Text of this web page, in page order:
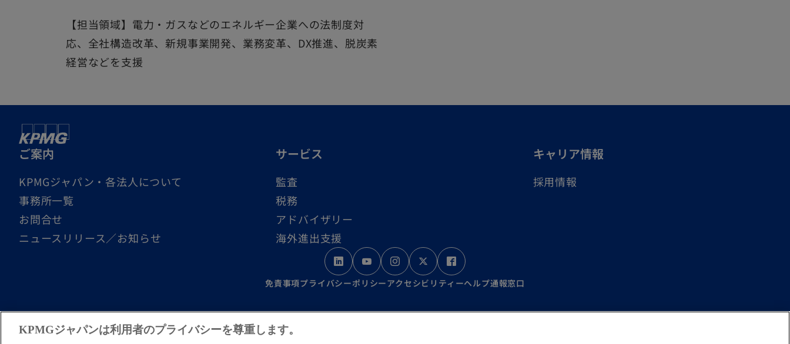
【担当領域】電力・ガスなどのエネルギー企業への法制度対
応、全社構造改革、新規事業開発、業務変革、DX推進、脱炭素
経営などを支援
ご案内
KPMGジャパン・各法人について
事務所一覧
お問合せ
ニュースリリース／お知らせ
サービス
監査
税務
アドバイザリー
海外進出支援
キャリア情報
採用情報
新
し
タ
新
し
タ
新
し
タ
新
し
タ
新
タ
免責事項プライバシーポリシーアクセシビリティーヘルプ通報窓口
organization of independent member firms affiliated with KPMG International Limited, a private English company limited by guarantee. All rights reserved. © 2026 KPMG
KPMGジャパンは利用者のプライバシーを尊重します。